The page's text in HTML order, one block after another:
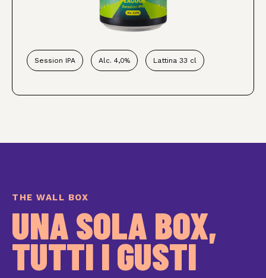
Session IPA Alc. 4,0% Lattina 33 cl
THE WALL BOX
UNA SOLA BOX,
TUTTI I GUSTI